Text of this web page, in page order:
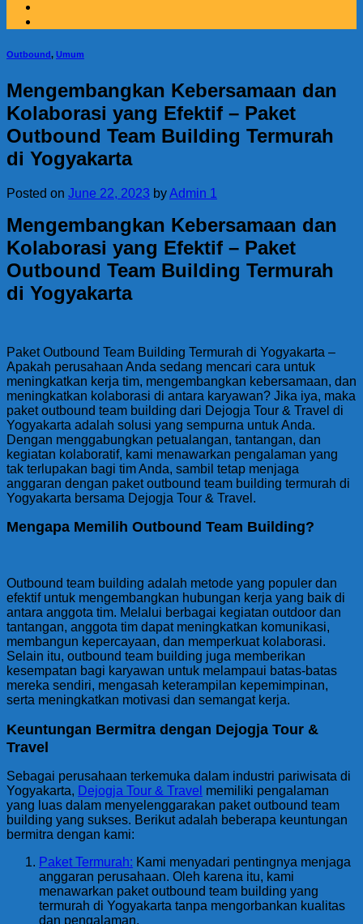
Outbound, Umum
Mengembangkan Kebersamaan dan
Kolaborasi yang Efektif – Paket
Outbound Team Building Termurah
di Yogyakarta
Posted on June 22, 2023 byAdmin 1
Mengembangkan Kebersamaan dan
Kolaborasi yang Efektif – Paket
Outbound Team Building Termurah
di Yogyakarta
Paket Outbound Team Building Termurah di Yogyakarta –
Apakah perusahaan Anda sedang mencari cara untuk
meningkatkan kerja tim, mengembangkan kebersamaan, dan
meningkatkan kolaborasi di antara karyawan? Jika iya, maka
paket outbound team building dari Dejogja Tour & Travel di
Yogyakarta adalah solusi yang sempurna untuk Anda.
Dengan menggabungkan petualangan, tantangan, dan
kegiatan kolaboratif, kami menawarkan pengalaman yang
tak terlupakan bagi tim Anda, sambil tetap menjaga
anggaran dengan paket outbound team building termurah di
Yogyakarta bersama Dejogja Tour & Travel.
Mengapa Memilih Outbound Team Building?
Outbound team building adalah metode yang populer dan
efektif untuk mengembangkan hubungan kerja yang baik di
antara anggota tim. Melalui berbagai kegiatan outdoor dan
tantangan, anggota tim dapat meningkatkan komunikasi,
membangun kepercayaan, dan memperkuat kolaborasi.
Selain itu, outbound team building juga memberikan
kesempatan bagi karyawan untuk melampaui batas-batas
mereka sendiri, mengasah keterampilan kepemimpinan,
serta meningkatkan motivasi dan semangat kerja.
Keuntungan Bermitra dengan Dejogja Tour &
Travel
Sebagai perusahaan terkemuka dalam industri pariwisata di
Yogyakarta, Dejogja Tour & Travel memiliki pengalaman
yang luas dalam menyelenggarakan paket outbound team
building yang sukses. Berikut adalah beberapa keuntungan
bermitra dengan kami:
Paket Termurah: Kami menyadari pentingnya menjaga
anggaran perusahaan. Oleh karena itu, kami
menawarkan paket outbound team building yang
termurah di Yogyakarta tanpa mengorbankan kualitas
dan pengalaman.